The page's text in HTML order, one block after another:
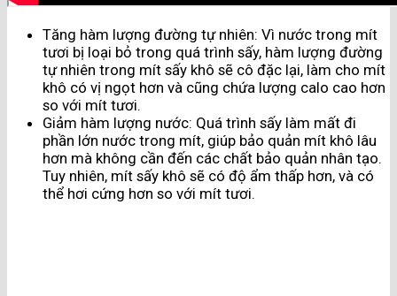
Tăng hàm lượng đường tự nhiên: Vì nước trong mít
tươi bị loại bỏ trong quá trình sấy, hàm lượng đường
tự nhiên trong mít sấy khô sẽ cô đặc lại, làm cho mít
khô có vị ngọt hơn và cũng chứa lượng calo cao hơn
so với mít tươi.
Giảm hàm lượng nước: Quá trình sấy làm mất đi
phần lớn nước trong mít, giúp bảo quản mít khô lâu
hơn mà không cần đến các chất bảo quản nhân tạo.
Tuy nhiên, mít sấy khô sẽ có độ ẩm thấp hơn, và có
thể hơi cứng hơn so với mít tươi.